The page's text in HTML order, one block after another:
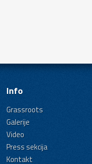
Info
Grassroots
Galerije
Video
Press sekcija
Kontakt